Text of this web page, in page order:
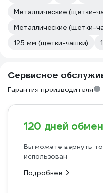
Металлические (щетки-
Металлические (щетки-
125 мм (щетки-чашки)
Сервисное
Гарантия производителя
120 дней
Вы можете вернуть
использован
Подробнее